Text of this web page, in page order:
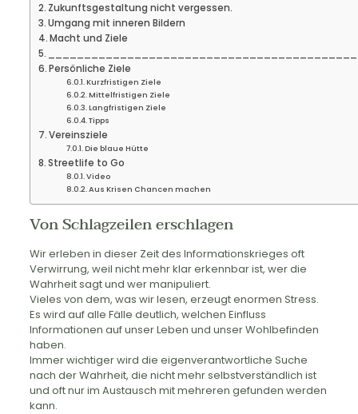
Zukunftsgestaltung nicht vergessen.
Umgang mit inneren Bildern
Macht und Ziele
Persönliche Ziele
Kurzfristigen Ziele
Mittelfristigen Ziele
Langfristigen Ziele
Tipps
Vereinsziele
Die blaue Hütte
Streetlife to Go
Video
Aus Krisen Chancen machen
Von Schlagzeilen erschlagen
Wir erleben in dieser Zeit des Informationskrieges oft
Verwirrung, weil nicht mehr klar erkennbar ist, wer die
Wahrheit sagt und wer manipuliert.
Vieles von dem, was wir lesen, erzeugt enormen Stress.
Es wird auf alle Fälle deutlich, welchen Einfluss
Informationen auf unser Leben und unser Wohlbefinden
haben.
Immer wichtiger wird die eigenverantwortliche Suche
nach der Wahrheit, die nicht mehr selbstverständlich ist
und oft nur im Austausch mit mehreren gefunden werden
kann.